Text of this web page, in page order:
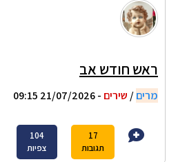
ראש חודש אב
מרים/ שירים - 21/07/2026 09:15
17
תגובות
104
צפיות